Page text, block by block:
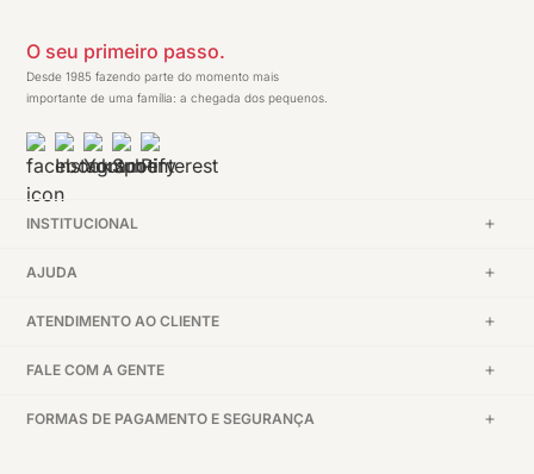
O seu primeiro passo.
Desde 1985 fazendo parte do momento mais
importante de uma família: a chegada dos pequenos.
INSTITUCIONAL
AJUDA
ATENDIMENTO AO CLIENTE
FALE COM A GENTE
FORMAS DE PAGAMENTO E SEGURANÇA